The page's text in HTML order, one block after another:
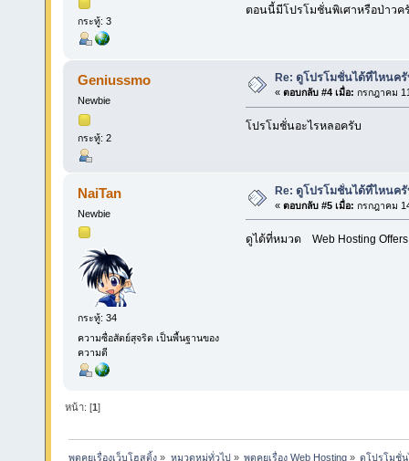
กระทู้: 3
ตอนนี้มีโปรโมชั่นพิเศาหรือป่าวค
Geniussmo
Newbie
กระทู้: 2
Re: ดูโปรโมชั่นได้ที่ไหนค
« ตอบกลับ #4 เมื่อ: กรกฎาคม
โปรโมชั่นอะไรหลอครับ
NaiTan
Newbie
กระทู้: 34
ความซื่อสัตย์สุจริต เป็นพื้นฐานของ
ความดี
Re: ดูโปรโมชั่นได้ที่ไหนค
« ตอบกลับ #5 เมื่อ: กรกฎาคม
ดูได้ที่หมวด Web Hosting Offers
หน้า: [1]
พูดคุยเรื่องเว็บโฮสติ้ง » หมวดหมู่ทั่วไป» พูดคุยเรื่อง Web Hosting» ดูโปรโมชั่